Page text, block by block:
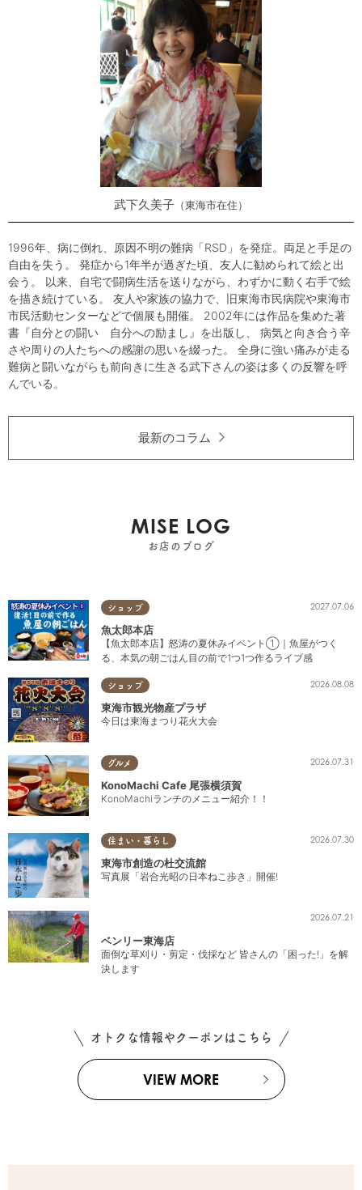
武下久美子 東海市在住
1996年、病に倒れ、原因不明の難病「RSD」を発症。両足と手足の
自由を失う。 発症から1年半が過ぎた頃、友人に勧められて絵と出
会う。 以来、自宅で闘病生活を送りながら、わずかに動く右手で絵
を描き続けている。 友人や家族の協力で、旧東海市民病院や東海市
市民活動センターなどで個展も開催。 2002年には作品を集めた著
書『自分との闘い 自分への励まし』を出版し、 病気と向き合う辛
さや周りの人たちへの感謝の思いを綴った。 全身に強い痛みが走る
難病と闘いながらも前向きに生きる武下さんの姿は多くの反響を呼
んでいる。
最新のコラム
MISE LOG
お店のブログ
ショップ 2027.07.06
魚太郎本店
【魚太郎本店】怒涛の夏休みイベント①｜魚屋がつく
る、本気の朝ごはん目の前で1つ1つ作るライブ感
ショップ 2026.08.08
東海市観光物産プラザ
今日は東海まつり花火大会
グルメ 2026.07.31
KonoMachi Cafe 尾張横須賀
KonoMachiランチのメニュー紹介！！
住まい・暮らし 2026.07.30
東海市創造の杜交流館
写真展「岩合光昭の日本ねこ歩き」開催!
2026.07.21
ベンリー東海店
面倒な草刈り・剪定・伐採など 皆さんの「困った!」を解
決します
オトクな情報やクーポンはこちら
VIEW MORE